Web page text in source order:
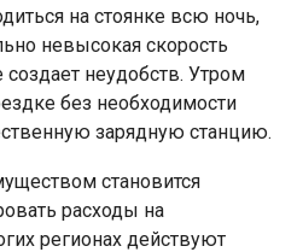
на стоянке всю ночь,
невысокая скорость
неудобств. Утром
без необходимости
зарядную станцию.
становится
расходы на
регионах действуют